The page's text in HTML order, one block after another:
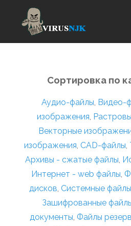
Сортировка по
Аудио-файлы, Видео-
изображения,
Векторные
изображения, CAD-файлы,
Архивы - сжатые файлы,
Интернет - web файлы,
дисков, Системные файлы
Зашифрованные
документы, Файлы